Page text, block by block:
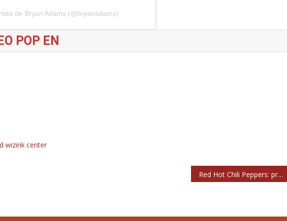
de Bryan Adams (@bryanadams)
POP EN
wizink center
Red Hot Chili Peppers: primera canción con Frusciante de vuelta